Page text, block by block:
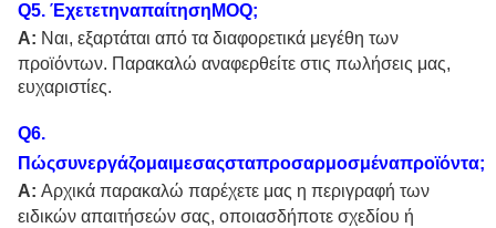
Q5. ΈχετετηναπαίτησηMOQ;
Α: Ναι, εξαρτάται από τα διαφορετικά μεγέθη των
προϊόντων. Παρακαλώ αναφερθείτε στις πωλήσεις μας,
ευχαριστίες.
Q6.
Πώςσυνεργάζομαιμεσαςσταπροσαρμοσμέναπροϊόντα;
Α: Αρχικά παρακαλώ παρέχετε μας η περιγραφή των
ειδικών απαιτήσεών σας, οποιασδήποτε σχεδίου ή